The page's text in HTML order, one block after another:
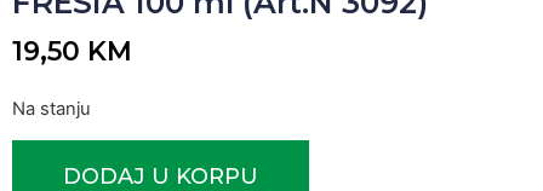
19,50 KM
Na stanju
DODAJ U KORPU